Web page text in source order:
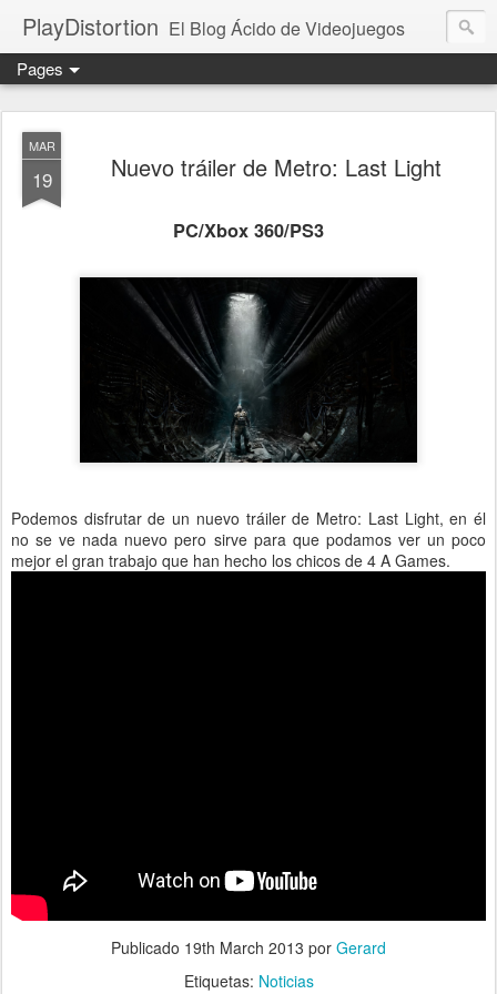
PlayDistortion El Blog Ácido de Videojuegos
Pages
MAR
19 Nuevo tráiler de Metro: Last Light
PC/Xbox 360/PS3
Podemos disfrutar de un nuevo tráiler de Metro: Last Light, en él
no se ve nada nuevo pero sirve para que podamos ver un poco
mejor el gran trabajo que han hecho los chicos de 4 A Games.
Publicado 19th March 2013 por Gerard
Etiquetas: Noticias